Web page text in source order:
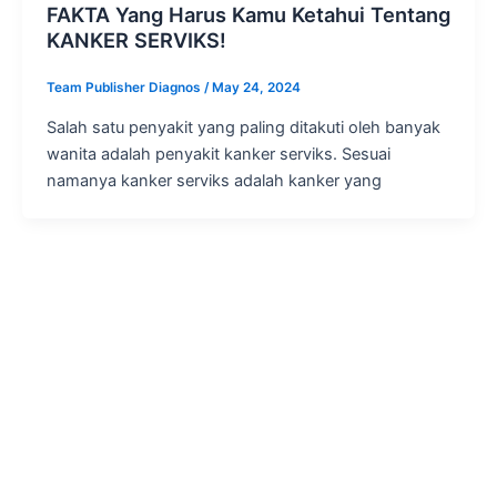
FAKTA Yang Harus Kamu Ketahui Tentang
KANKER SERVIKS!
Team Publisher Diagnos / May 24, 2024
Salah satu penyakit yang paling ditakuti oleh banyak
wanita adalah penyakit kanker serviks. Sesuai
namanya kanker serviks adalah kanker yang